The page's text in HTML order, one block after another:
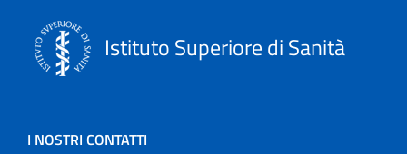
Istituto Superiore di Sanità
I NOSTRI CONTATTI